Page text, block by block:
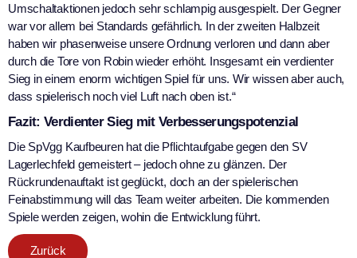
Umschaltaktionen jedoch sehr schlampig ausgespielt. Der Gegner
war vor allem bei Standards gefährlich. In der zweiten Halbzeit
haben wir phasenweise unsere Ordnung verloren und dann aber
durch die Tore von Robin wieder erhöht. Insgesamt ein verdienter
Sieg in einem enorm wichtigen Spiel für uns. Wir wissen aber auch,
dass spielerisch noch viel Luft nach oben ist.“
Fazit: Verdienter Sieg mit Verbesserungspotenzial
Die SpVgg Kaufbeuren hat die Pflichtaufgabe gegen den SV
Lagerlechfeld gemeistert – jedoch ohne zu glänzen. Der
Rückrundenauftakt ist geglückt, doch an der spielerischen
Feinabstimmung will das Team weiter arbeiten. Die kommenden
Spiele werden zeigen, wohin die Entwicklung führt.
Zurück